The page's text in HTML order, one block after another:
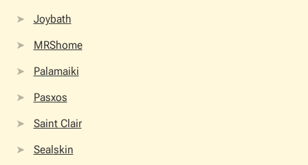
Joybath
MRShome
Palamaiki
Pasxos
Saint Clair
Sealskin